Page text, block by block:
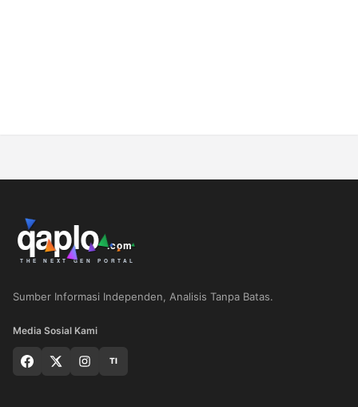
Sumber Informasi Independen, Analisis Tanpa Batas.
Media Sosial Kami
TI